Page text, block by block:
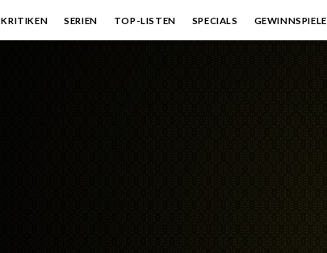
KRITIKEN SERIEN TOP-LISTEN SPECIALS GEWINNSPIELE